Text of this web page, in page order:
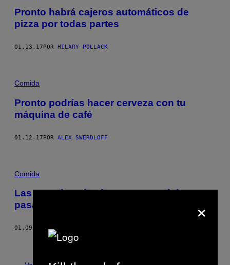
Pronto habrá cajeros automáticos de
pizza por todas partes
01.13.17 POR HILARY POLLACK
Comida
Pronto podrías hacer cerveza con tu
máquina de café
01.12.17POR ALEX SWERDLOFF
Comida
Las manchas de vino son cosa del
pasado con esta camisa
01.09.17 POR
×